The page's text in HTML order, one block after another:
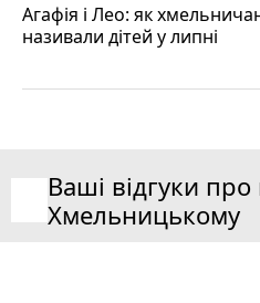
Агафія і Лео: як
називали дітей у липні
Ваші відгуки про
Хмельницькому